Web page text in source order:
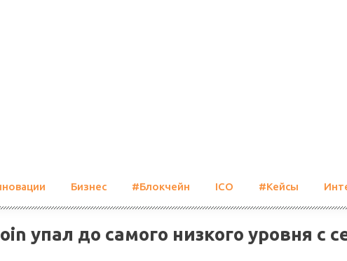
Бизнес #Блокчейн ICO #Кейсы
упал до самого низкого уровня с